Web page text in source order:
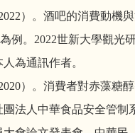
） 。 酒吧的消費動機
例 。 2022世新大學觀光
為通訊作者。
）。 消費者對赤藻糖
法人中華食品安全管制